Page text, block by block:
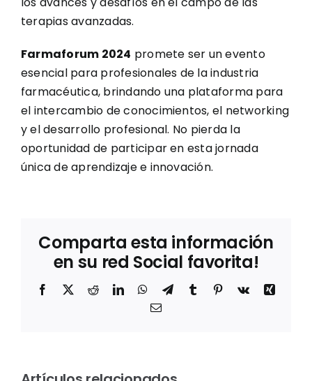
terapias avanzadas.
Farmaforum 2024 promete ser un evento
esencial para profesionales de la industria
farmacéutica, brindando una plataforma para
el intercambio de conocimientos, el networking
y el desarrollo profesional. No pierda la
oportunidad de participar en esta jornada
única de aprendizaje e innovación.
Comparta esta información
en su red Social favorita!
Facebook
X RedditLinkedInWhatsApp
TelegramTumblr Pinterest
Vk
Xing
Correo